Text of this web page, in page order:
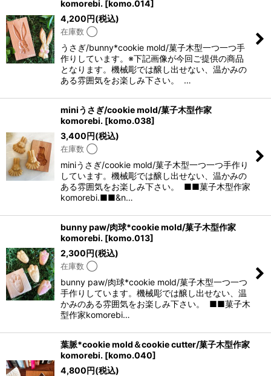
komorebi. [komo.014]
4,200円(税込)
在庫数 ◯
うさぎ/bunny*cookie mold/菓子木型一つ一つ手
作りしています。※下記画像が今回ご提供の商品
となります。機械彫では醸し出せない、温かみの
ある雰囲気をお楽しみ下さい。 …
miniうさぎ/cookie mold/菓子木型作家
komorebi. [komo.038]
3,400円(税込)
在庫数 ◯
miniうさぎ/cookie mold/菓子木型一つ一つ手作り
しています。機械彫では醸し出せない、温かみの
ある雰囲気をお楽しみ下さい。 ■■菓子木型作家
komorebi.■■&n…
bunny paw/肉球*cookie mold/菓子木型作家
komorebi. [komo.013]
2,300円(税込)
在庫数 ◯
bunny paw/肉球*cookie mold/菓子木型一つ一つ
手作りしています。機械彫では醸し出せない、温
かみのある雰囲気をお楽しみ下さい。 ■■菓子木
型作家komorebi…
葉脈*cookie mold＆cookie cutter/菓子木型作家
komorebi. [komo.040]
4,800円(税込)